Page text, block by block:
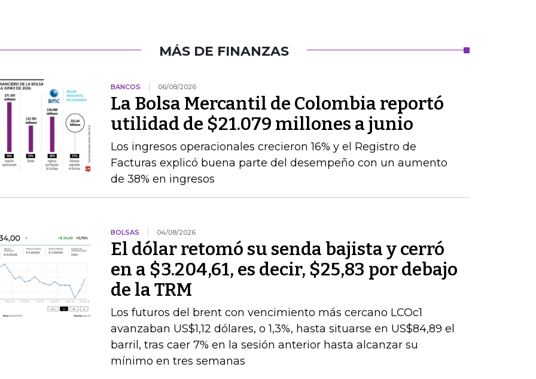
MÁS DE FINANZAS
BANCOS 06/08/2026
La Bolsa Mercantil de Colombia reportó
utilidad de $21.079 millones a junio
Los ingresos operacionales crecieron 16% y el Registro de
Facturas explicó buena parte del desempeño con un aumento
de 38% en ingresos
BOLSAS 04/08/2026
El dólar retomó su senda bajista y cerró
en a $3.204,61, es decir, $25,83 por debajo
de la TRM
Los futuros del brent con vencimiento más cercano LCOc1
avanzaban US$1,12 dólares, o 1,3%, hasta situarse en US$84,89 el
barril, tras caer 7% en la sesión anterior hasta alcanzar su
mínimo en tres semanas